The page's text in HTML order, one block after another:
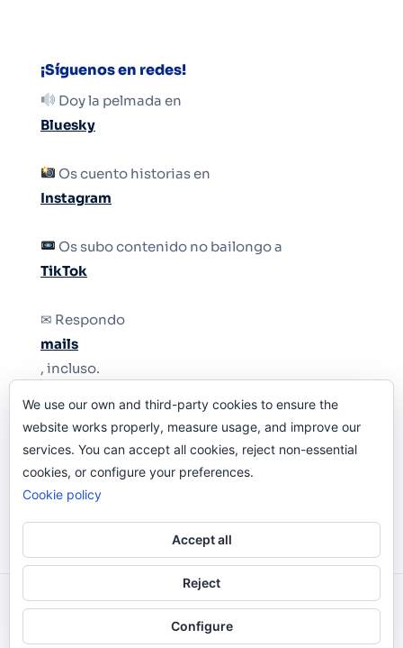
¡Síguenos en redes!
Doy la pelmada en
Bluesky
Os cuento historias en
Instagram
Os subo contenido no bailongo a
TikTok
✉ Respondo
mails
, incluso.
Y si una persona no puede tener teléfono, que
le quiten el teléfono.
Odi O'Malley © 2016-2025. Todos Los Derechos
Reservados.
We use our own and third-party cookies to ensure the
website works properly, measure usage, and improve our
services. You can accept all cookies, reject non-essential
cookies, or configure your preferences.
Cookie policy
Accept all
Reject
Configure